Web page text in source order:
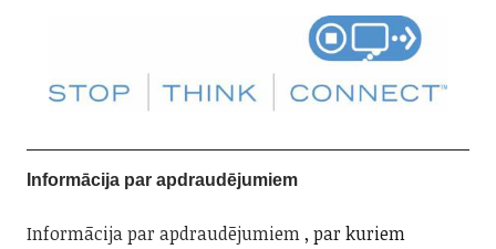
Informācija par apdraudējumiem
Informācija par apdraudējumiem, par kuriem